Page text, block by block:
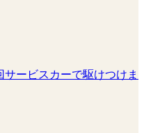
ービスカーで駆けつけま